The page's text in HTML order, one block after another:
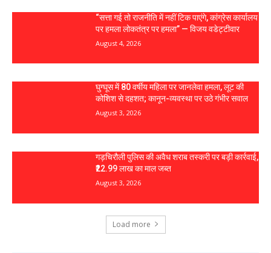
“सत्ता गई तो राजनीति में नहीं टिक पाएंगे, कांग्रेस कार्यालय
पर हमला लोकतंत्र पर हमला” — विजय वडेट्टीवार
August 4, 2026
घुग्घूस में 80 वर्षीय महिला पर जानलेवा हमला, लूट की
कोशिश से दहशत; कानून-व्यवस्था पर उठे गंभीर सवाल
August 3, 2026
गड़चिरौली पुलिस की अवैध शराब तस्करी पर बड़ी कार्रवाई,
₹22.99 लाख का माल जब्त
August 3, 2026
Load more